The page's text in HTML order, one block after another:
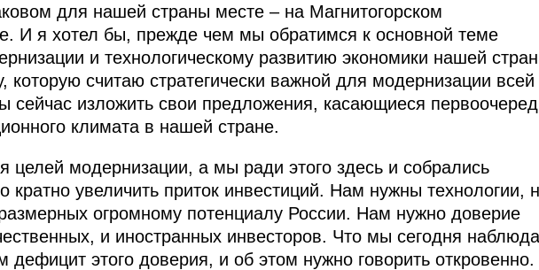
для нашей страны месте – на Магнитогорском
И я хотел бы, прежде чем мы обратимся к основной теме
и технологическому развитию экономики нашей
которую считаю стратегически важной для модернизации всей
сейчас изложить свои предложения, касающиеся
климата в нашей стране.
целей модернизации, а мы ради этого здесь и собрались
кратно увеличить приток инвестиций. Нам нужны технологии,
огромному потенциалу России. Нам нужно доверие
и иностранных инвесторов. Что мы сегодня
этого доверия, и об этом нужно говорить